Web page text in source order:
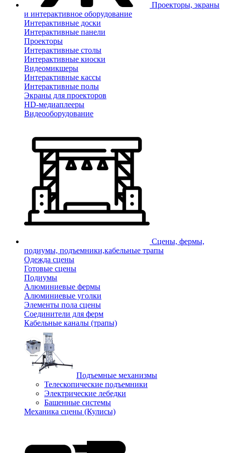
Проекторы, экраны
и интерактивное оборудование
Интерактивные доски
Интерактивные панели
Проекторы
Интерактивные столы
Интерактивные киоски
Видеомикшеры
Интерактивные кассы
Интерактивные полы
Экраны для проекторов
HD-медиаплееры
Видеооборудование
Сцены, фермы,
подиумы, подъемники,кабельные трапы
Одежда сцены
Готовые сцены
Подиумы
Алюминиевые фермы
Алюминиевые уголки
Элементы пола сцены
Соединители для ферм
Кабельные каналы (трапы)
Подъемные механизмы
Телескопические подъемники
Электрические лебедки
Башенные системы
Механика сцены (Кулисы)